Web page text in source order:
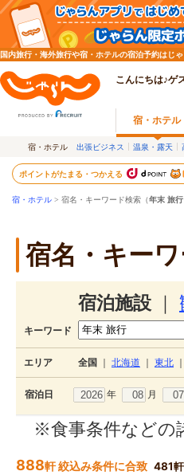
国内旅行・海外旅行や宿・ホテルの宿泊予約は
こんにちは♪ゲ
宿・ホテル
宿・ホテル 出張ビジネス 温泉・露天
ポイントがたまる・つかえる
宿・ホテル > 宿名・キーワード検索（年末 旅行
宿名・キー
宿泊施設
キーワード
エリア 全国 北海道 東北
宿泊日 年 月
※食事条件などの
888軒 絞込み条件に合致 481